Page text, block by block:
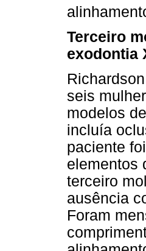
Terceiro
exodontia
seis
modelos
incluía
paciente
elementos
terceiro
ausência
Foram